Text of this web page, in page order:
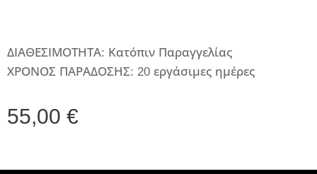
ΔΙΑΘΕΣΙΜΟΤΗΤΑ: Κατόπιν Παραγγελίας
ΧΡΟΝΟΣ ΠΑΡΑΔΟΣΗΣ: 20 εργάσιμες ημέρες
55,00 €